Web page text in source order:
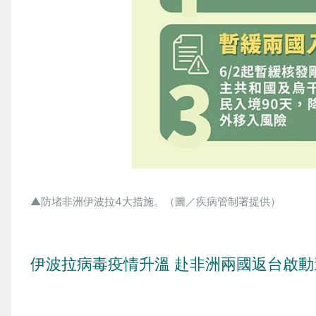
▲防堵非洲伊波拉4大措施。（圖／疾病管制署提供）
伊波拉病毒疫情升溫 赴非洲兩國返台啟